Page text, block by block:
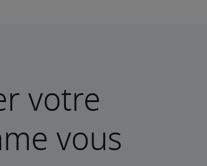
votre
vous